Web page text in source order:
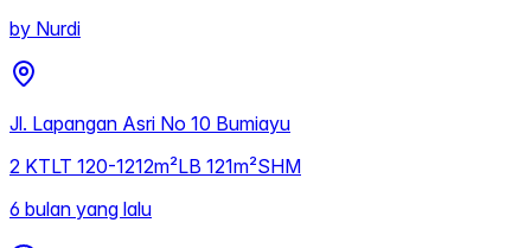
by Nurdi
Jl. Lapangan Asri No 10 Bumiayu
2 KTLT 120-1212m²LB 121m²SHM
6 bulan yang lalu